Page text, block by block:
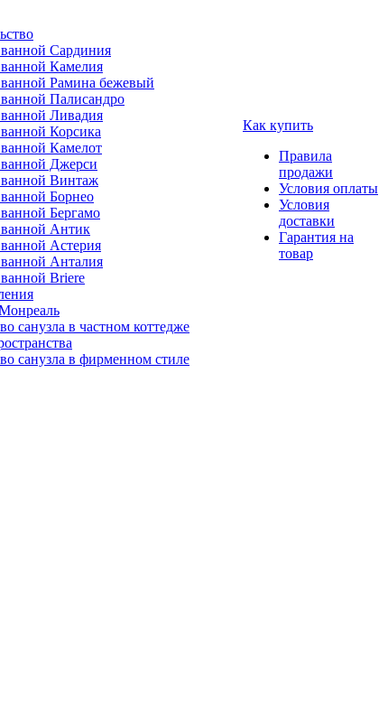
Сардиния
Камелия
Рамина бежевый
Палисандро
Ливадия
Корсика
Камелот
Джерси
Винтаж
Борнео
Бергамо
Антик
Астерия
Анталия
Briere
санузла в частном коттедже
санузла в фирменном стиле
Как купить
Правила
продажи
Условия оплаты
Условия
доставки
Гарантия на
товар